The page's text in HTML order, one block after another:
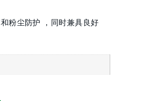
粉尘防护 ，同时兼具良好